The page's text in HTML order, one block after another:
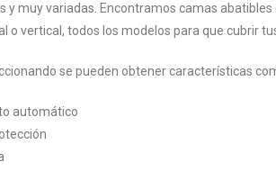
y muy variadas. Encontramos camas
o vertical, todos los modelos para que cubrir
se pueden obtener características
automático